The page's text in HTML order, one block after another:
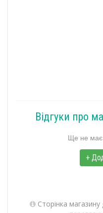
Відгуки про
Ще не має
+
Сторінка магазину